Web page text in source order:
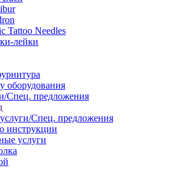
Tattoo Needles
лейки
оборудования
Спец. предложения
Спец. предложения
инструкции
услуги